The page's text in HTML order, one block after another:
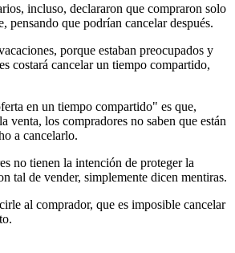
incluso, declararon que compraron solo
pensando que podrían cancelar después.
porque estaban preocupados y
costará cancelar un tiempo compartido,
en un tiempo compartido" es que,
venta, los compradores no saben que están
a cancelarlo.
no tienen la intención de proteger la
tal de vender, simplemente dicen mentiras.
al comprador, que es imposible cancelar